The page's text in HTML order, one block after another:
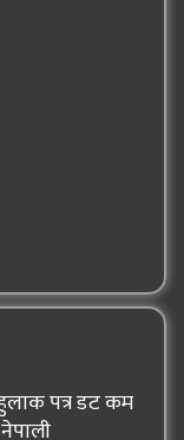
हुलाक पत्र डट कम